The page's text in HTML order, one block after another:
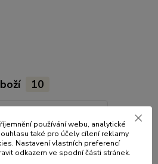
10
používání webu, analytické
také pro účely cílení reklamy
Nastavení vlastních preferencí
odkazem ve spodní části stránek.